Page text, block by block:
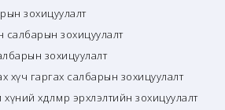
зохицуулалт
зохицуулалт
зохицуулалт
хүч гаргах салбарын зохицуулалт
хөдөлмөр эрхлэлтийн зохицуулалт